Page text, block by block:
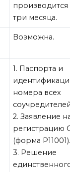
производится
три месяца.
Возможна.
1. Паспорта и
номера всех
2. Заявление
(форма
3. Решение